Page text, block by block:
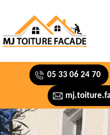
05 33 06 24 70